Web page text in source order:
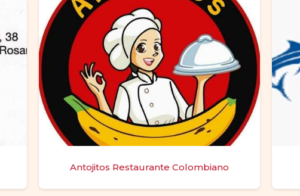
Antojitos Restaurante Colombiano